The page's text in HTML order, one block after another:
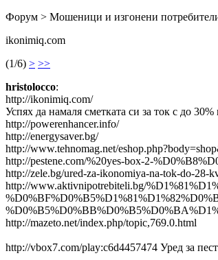
Форум > Мошеници и изгонени
ikonimiq.com
(1/6) > >>
hristolocco:
http://ikonimiq.com/
Успях да намаля сметката си за ток с до
http://powerenhancer.info/
http://energysaver.bg/
http://www.tehnomag.net/
http://pestene.com/%20yes-box-2-
http://zele.bg/ured-za-ikonomiya-na-tok-do-
http://www.aktivnipotrebiteli.bg/
http://mazeto.net/index.php/topic,769.0.html
http://vbox7.com/play:c6d4457474 Уред за